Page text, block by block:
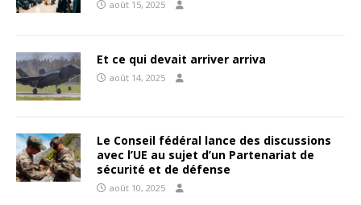
août 15, 2025
Et ce qui devait arriver arriva
août 14, 2025
Le Conseil fédéral lance des discussions
avec l’UE au sujet d’un Partenariat de
sécurité et de défense
août 10, 2025